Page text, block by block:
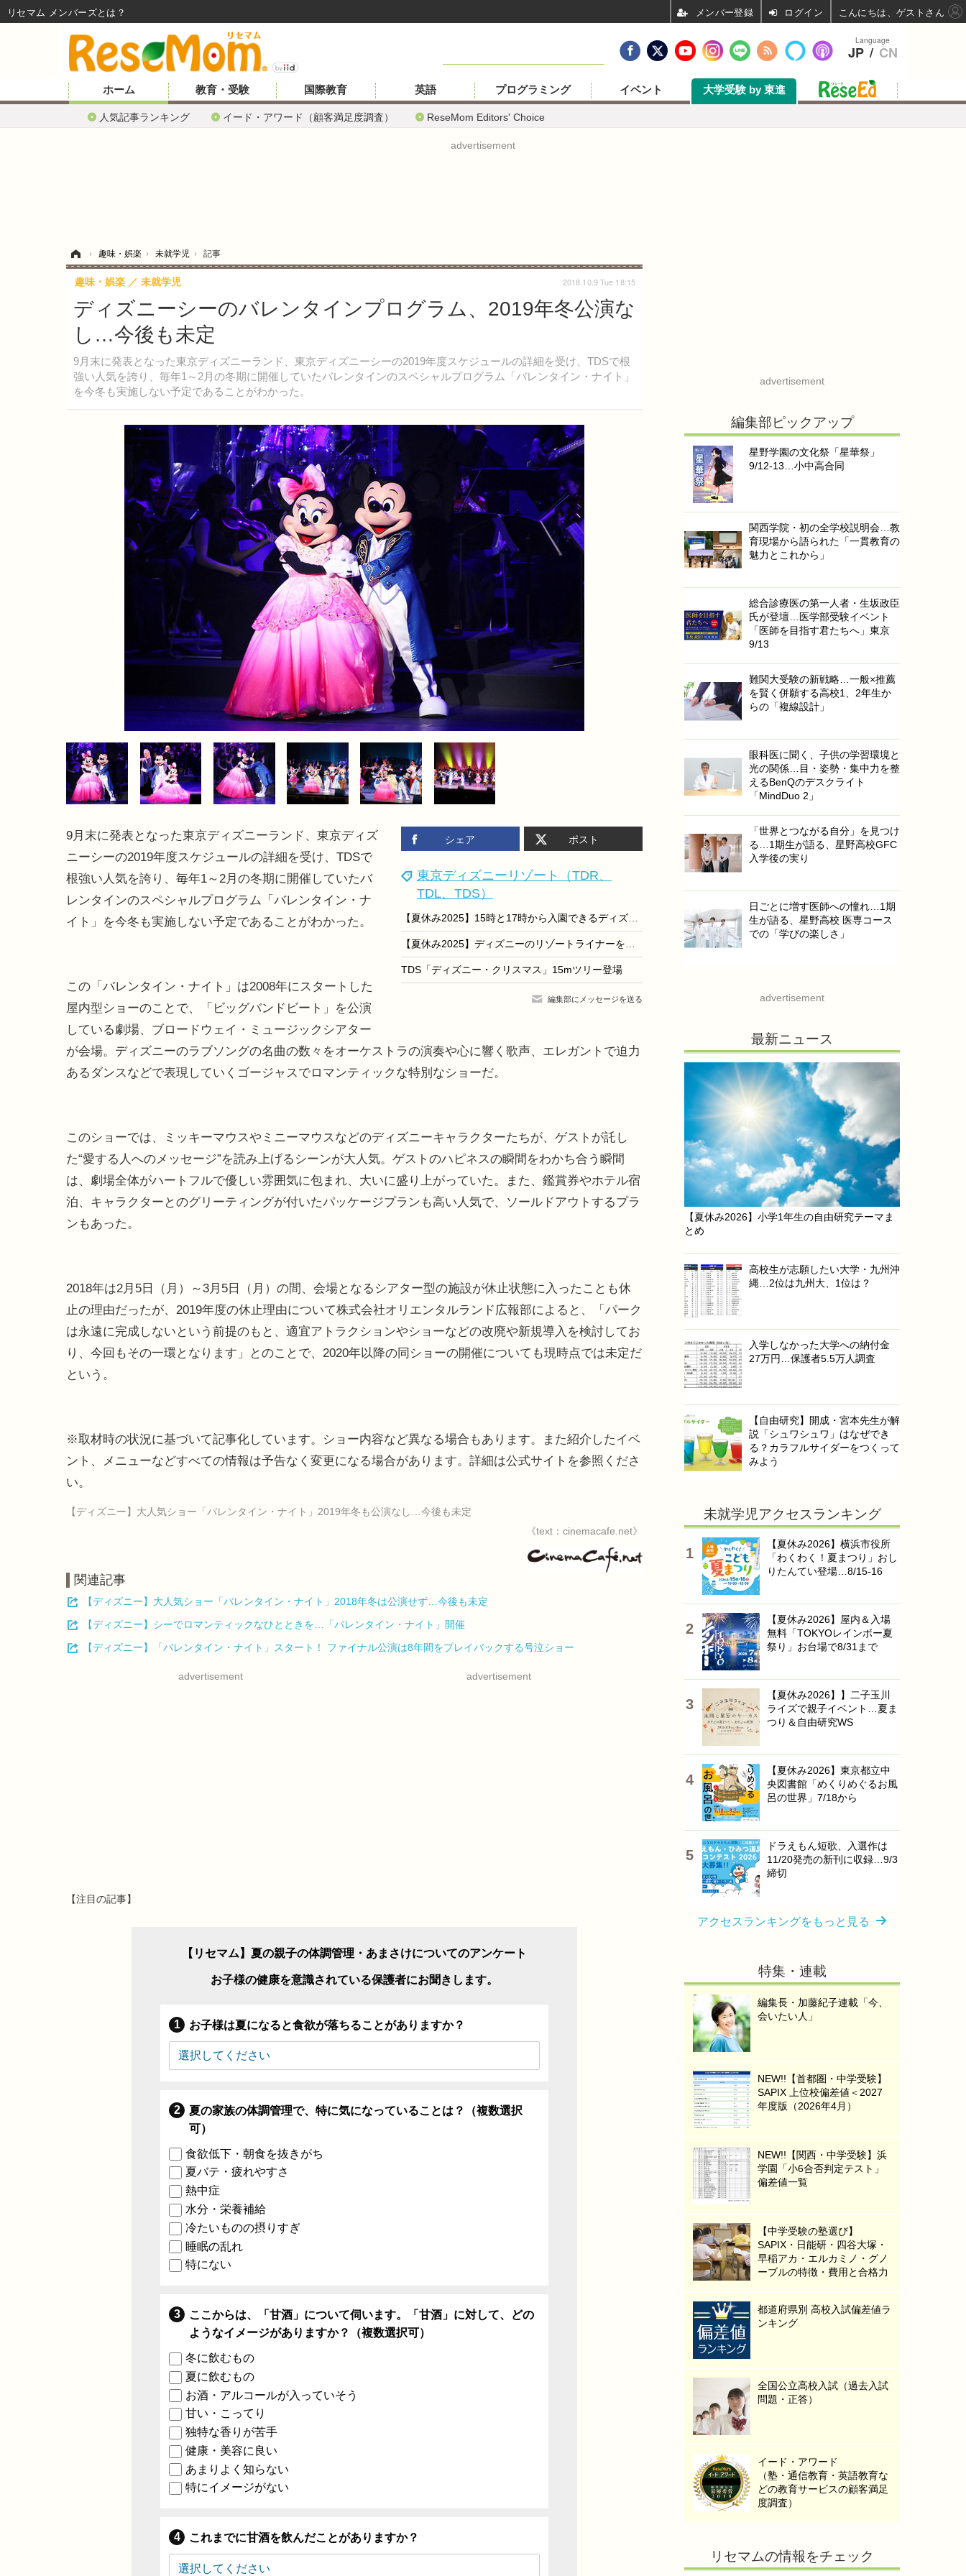
ホーム
人気記事ランキング イード・アワード（顧客満足度調査） ReseMom Editors' Choice
教育・受験 国際教育 英語 プログラミング イベント 大学受験 by 東進
advertisement
› 趣味・娯楽 › 未就学児 › 記事
ディズニーシーのバレンタインプログラム、2019年冬公演な
し…今後も未定
9月末に発表となった東京ディズニーランド、東京ディズニーシーの2019年度スケジュールの詳細を受け、TDSで根
強い人気を誇り、毎年1～2月の冬期に開催していたバレンタインのスペシャルプログラム「バレンタイン・ナイト」
を今冬も実施しない予定であることがわかった。
趣味・娯楽 未就学児 2018.10.9 Tue 18:15
シェア ポスト
東京ディズニーリゾート（TDR、
TDL、TDS）
【夏休み2025】15時と17時から入園できるディズニーのパスポート、夏季限定で毎日利用可能に
【夏休み2025】ディズニーのリゾートライナーを貸切…親子で夏の思い出写真撮影も
TDS「ディズニー・クリスマス」15mツリー登場
編集部にメッセージを送る
9月末に発表となった東京ディズニーランド、東京ディズ
ニーシーの2019年度スケジュールの詳細を受け、TDSで
根強い人気を誇り、毎年1～2月の冬期に開催していたバ
レンタインのスペシャルプログラム「バレンタイン・ナ
イト」を今冬も実施しない予定であることがわかった。
この「バレンタイン・ナイト」は2008年にスタートした
屋内型ショーのことで、「ビッグバンドビート」を公演
している劇場、ブロードウェイ・ミュージックシアター
が会場。ディズニーのラブソングの名曲の数々をオーケストラの演奏や心に響く歌声、エレガントで迫力
あるダンスなどで表現していくゴージャスでロマンティックな特別なショーだ。
このショーでは、ミッキーマウスやミニーマウスなどのディズニーキャラクターたちが、ゲストが託し
た“愛する人へのメッセージ”を読み上げるシーンが大人気。ゲストのハピネスの瞬間をわかち合う瞬間
は、劇場全体がハートフルで優しい雰囲気に包まれ、大いに盛り上がっていた。また、鑑賞券やホテル宿
泊、キャラクターとのグリーティングが付いたパッケージプランも高い人気で、ソールドアウトするプラ
ンもあった。
2018年は2月5日（月）～3月5日（月）の間、会場となるシアター型の施設が休止状態に入ったことも休
止の理由だったが、2019年度の休止理由について株式会社オリエンタルランド広報部によると、「パーク
は永遠に完成しないという前提のもと、適宜アトラクションやショーなどの改廃や新規導入を検討してお
り、今回もその一環となります」とのことで、2020年以降の同ショーの開催についても現時点では未定だ
という。
※取材時の状況に基づいて記事化しています。ショー内容など異なる場合もあります。また紹介したイベ
ント、メニューなどすべての情報は予告なく変更になる場合があります。詳細は公式サイトを参照くださ
い。
【ディズニー】大人気ショー「バレンタイン・ナイト」2019年冬も公演なし…今後も未定
《text：cinemacafe.net》
関連記事
【ディズニー】大人気ショー「バレンタイン・ナイト」2018年冬は公演せず…今後も未定
【ディズニー】シーでロマンティックなひとときを…「バレンタイン・ナイト」開催
【ディズニー】「バレンタイン・ナイト」スタート！ ファイナル公演は8年間をプレイバックする号泣ショー
advertisement advertisement
【注目の記事】
【リセマム】夏の親子の体調管理・あまさけについてのアンケート
お子様の健康を意識されている保護者にお聞きします。
お子様は夏になると食欲が落ちることがありますか？
夏の家族の体調管理で、特に気になっていることは？（複数選択
可）
食欲低下・朝食を抜きがち
夏バテ・疲れやすさ
熱中症
水分・栄養補給
冷たいものの摂りすぎ
睡眠の乱れ
特にない
ここからは、「甘酒」について伺います。「甘酒」に対して、どの
ようなイメージがありますか？（複数選択可）
冬に飲むもの
夏に飲むもの
お酒・アルコールが入っていそう
甘い・こってり
独特な香りが苦手
健康・美容に良い
あまりよく知らない
特にイメージがない
これまでに甘酒を飲んだことがありますか？
advertisement
編集部ピックアップ
星野学園の文化祭「星華祭」
9/12-13…小中高合同
関西学院・初の全学校説明会…教
育現場から語られた「一貫教育の
魅力とこれから」
総合診療医の第一人者・生坂政臣
氏が登壇…医学部受験イベント
「医師を目指す君たちへ」東京
9/13
難関大受験の新戦略…一般×推薦
を賢く併願する高校1、2年生か
らの「複線設計」
眼科医に聞く、子供の学習環境と
光の関係…目・姿勢・集中力を整
えるBenQのデスクライト
「MindDuo 2」
「世界とつながる自分」を見つけ
る…1期生が語る、星野高校GFC
入学後の実り
日ごとに増す医師への憧れ…1期
生が語る、星野高校 医専コース
での「学びの楽しさ」
advertisement
最新ニュース
【夏休み2026】小学1年生の自由研究テーマま
とめ
高校生が志願したい大学・九州沖
縄…2位は九州大、1位は？
入学しなかった大学への納付金
27万円…保護者5.5万人調査
【自由研究】開成・宮本先生が解
説「シュワシュワ」はなぜでき
る？カラフルサイダーをつくって
みよう
未就学児アクセスランキング
【夏休み2026】横浜市役所
「わくわく！夏まつり」おし
りたんてい登場…8/15-16
【夏休み2026】屋内＆入場
無料「TOKYOレインボー夏
祭り」お台場で8/31まで
【夏休み2026】】二子玉川
ライズで親子イベント…夏ま
つり＆自由研究WS
【夏休み2026】東京都立中
央図書館「めくりめぐるお風
呂の世界」7/18から
ドラえもん短歌、入選作は
11/20発売の新刊に収録…9/3
締切
アクセスランキングをもっと見る
特集・連載
編集長・加藤紀子連載「今、
会いたい人」
NEW!!【首都圏・中学受験】
SAPIX 上位校偏差値＜2027
年度版（2026年4月）
NEW!!【関西・中学受験】浜
学園「小6合否判定テスト」
偏差値一覧
【中学受験の塾選び】
SAPIX・日能研・四谷大塚・
早稲アカ・エルカミノ・グノ
ーブルの特徴・費用と合格力
都道府県別 高校入試偏差値ラ
ンキング
全国公立高校入試（過去入試
問題・正答）
イード・アワード
（塾・通信教育・英語教育な
どの教育サービスの顧客満足
度調査）
リセマムの情報をチェック
Language
JP / CN
リセマム メンバーズ ログイン こんにちは、ゲストさん